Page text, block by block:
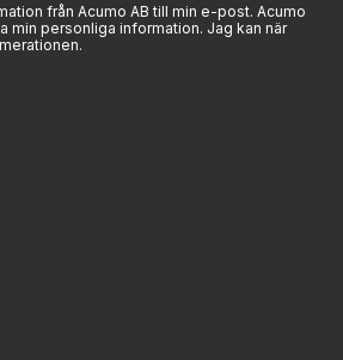
från Acumo AB till min e-post. Acumo
min personliga information. Jag kan när